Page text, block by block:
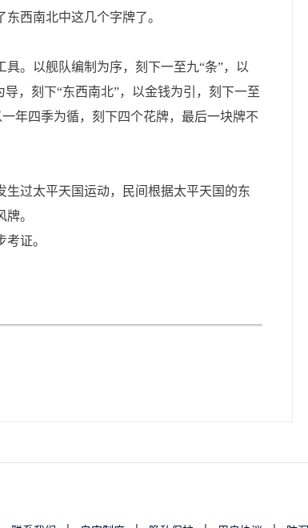
西南北中这几个字牌了。
。以舰队编制为序，刻下一至九“条”，以
，刻下“东西南北”，以金钱为引，刻下一至
年四季为循，刻下四个花牌，最后一块牌不
过太平天国运动，民间根据太平天国的东
。
证。